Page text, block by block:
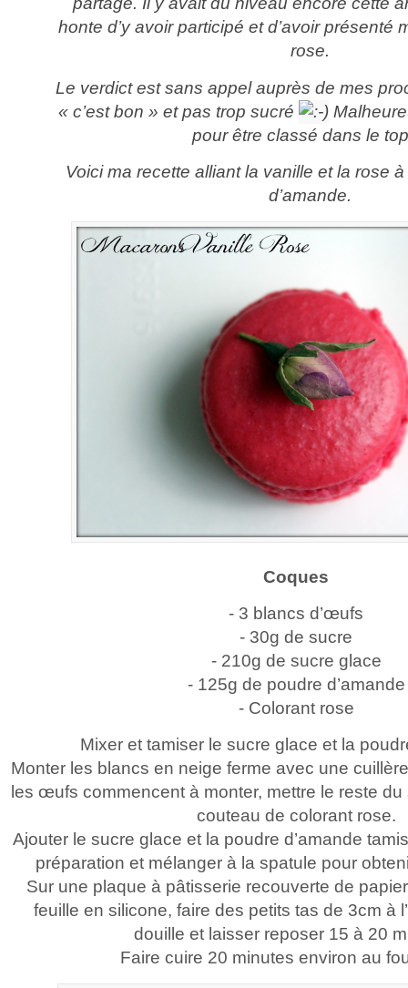
honte d’y avoir participé et d’avoir présenté
rose.
Le verdict est sans appel auprès de mes
« c’est bon » et pas trop sucré
pour être classé dans le
Voici ma recette alliant la vanille et la rose
d’amande.
Coques
- 3 blancs d’œufs
- 30g de sucre
- 210g de sucre glace
- 125g de poudre d’amande
- Colorant rose
Mixer et tamiser le sucre glace et la
Monter les blancs en neige ferme avec une
les œufs commencent à monter, mettre le reste
couteau de colorant rose.
Ajouter le sucre glace et la poudre d’amande
préparation et mélanger à la spatule pour
Sur une plaque à pâtisserie recouverte de
feuille en silicone, faire des petits tas de 3cm à
douille et laisser reposer 15 à 20
Faire cuire 20 minutes environ au